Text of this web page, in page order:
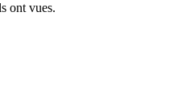
ont vues.